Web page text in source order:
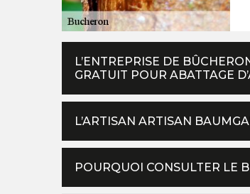
L’ENTREPRISE DE
GRATUIT POUR ABATTAGE
L’ARTISAN ARTISAN
POURQUOI CONSULTER LE